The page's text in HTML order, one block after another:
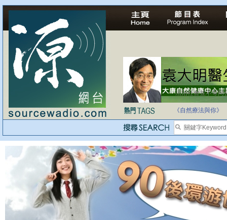
法治社會並不等同
自家教育合法化-
《自然療法與你》